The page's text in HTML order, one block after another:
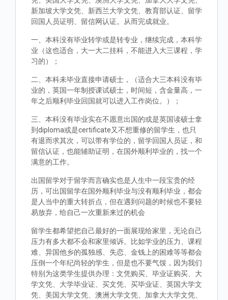
新加坡大学文凭、新西兰大学文凭、教育部认证、留学
回国人员证明、留信网认证。从而完成就业。
一、本科没有毕业转学或是转专业，继续完成，本科学
业（这也适合，大一大二挂科，不能进入大三课程，学
习的）；
二、本科未毕业直接申请硕士，（适合大三本科没有毕
业的，英国一年制授课试硕士，时间短，含金量高，一
年之后顺利毕业回国就可以进入工作岗位。）；
三、本科没有毕业实在不愿意出国的或是英国读硕士拿
到diploma或是certificate又不想重修的留学生，也只
有退而求其次，可以带有学位的，留学回国人员证，和
留信认证，也能辅助证明，在国外顺利毕业的，找一个
满意的工作。
出国留学对于留学而言确实也是人生中一段宝贵的经
历，可出国留学在国外顺利毕业与没有顺利毕业，都会
是人当中的重大转折点，但在遇到问题的时候也不要轻
易放弃，给自己一次重新来过的机会
留学生都希望把自己最好的一面展现给家里，无论自己
压力有多大都不会和家里倾诉。比如学业的压力、课程
难、异国他乡的孤独感、失恋、金钱上的困难等等都会
压倒一个年纪尚轻的学生，但是也不要气馁，因为我们
特别为这类学生提供办理：文凭购买、毕业证购买、大
学文凭、大学毕业证、买文凭、买毕业证、英国大学文
凭、美国大学文凭、澳洲大学文凭、加拿大大学文凭、